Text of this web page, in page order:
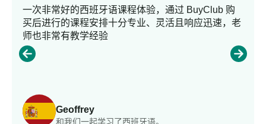
Geoffrey
和我们一起学习了西班牙语。
一次非常好的西班牙语课程体验，通过 BuyClub 购
买后进行的课程安排十分专业、灵活且响应迅速，老
师也非常有教学经验